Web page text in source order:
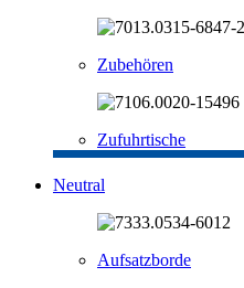
Zubehören
Zufuhrtische
Neutral
Aufsatzborde